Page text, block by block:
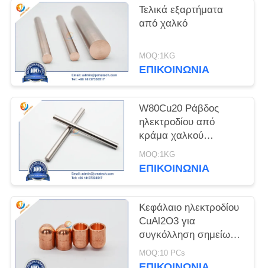
SITEMAP
PRIVACY
POLICY
Τελικά εξαρτήματα
από χαλκό
MOQ:1KG
ΕΠΙΚΟΙΝΩΝΊΑ
W80Cu20 Ράβδος
ηλεκτροδίου από
κράμα χαλκού
βολφραμίου
MOQ:1KG
ΕΠΙΚΟΙΝΩΝΊΑ
Κεφάλαιο ηλεκτροδίου
CuAl2O3 για
συγκόλληση σημείων
αντίστασης
MOQ:10 PCs